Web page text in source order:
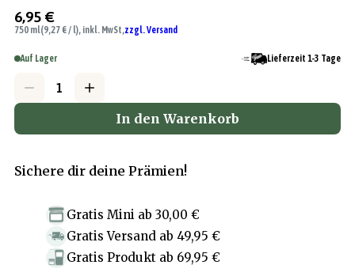
6,95 €
750 ml(9,27 € / l), inkl. MwSt,zzgl. Versand
Auf Lager Lieferzeit 1-3 Tage
In den Warenkorb
Sichere dir deine Prämien!
Gratis Mini ab 30,00 €
Gratis Versand ab 49,95 €
Gratis Produkt ab 69,95 €